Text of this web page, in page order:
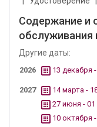
Содержание и
Другие даты:
2026 13 декабря
2027
14 марта -
27 июня -
10 октября